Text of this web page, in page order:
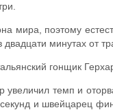
мира, поэтому
минутах от
гонщик
темп и
и швейцарец